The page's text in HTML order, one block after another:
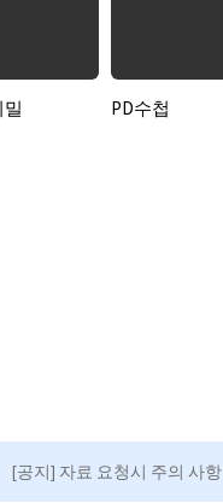
PD수첩
[공지] 자료 요청시 주의 사항